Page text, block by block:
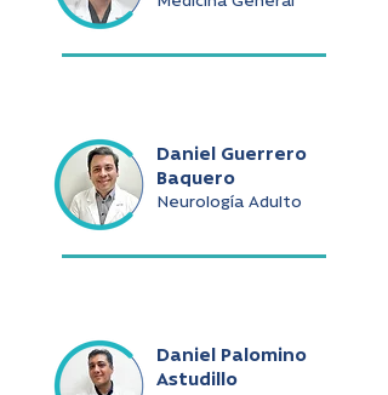
Daniel Guerrero
Baquero
Neurología Adulto
Daniel Palomino
Astudillo